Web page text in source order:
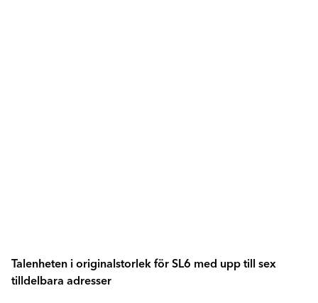
Talenheten i originalstorlek för SL6 med upp till sex
tilldelbara adresser